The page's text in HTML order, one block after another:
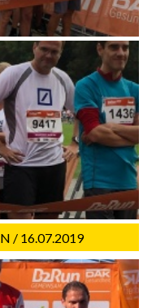
/ 16.07.2019